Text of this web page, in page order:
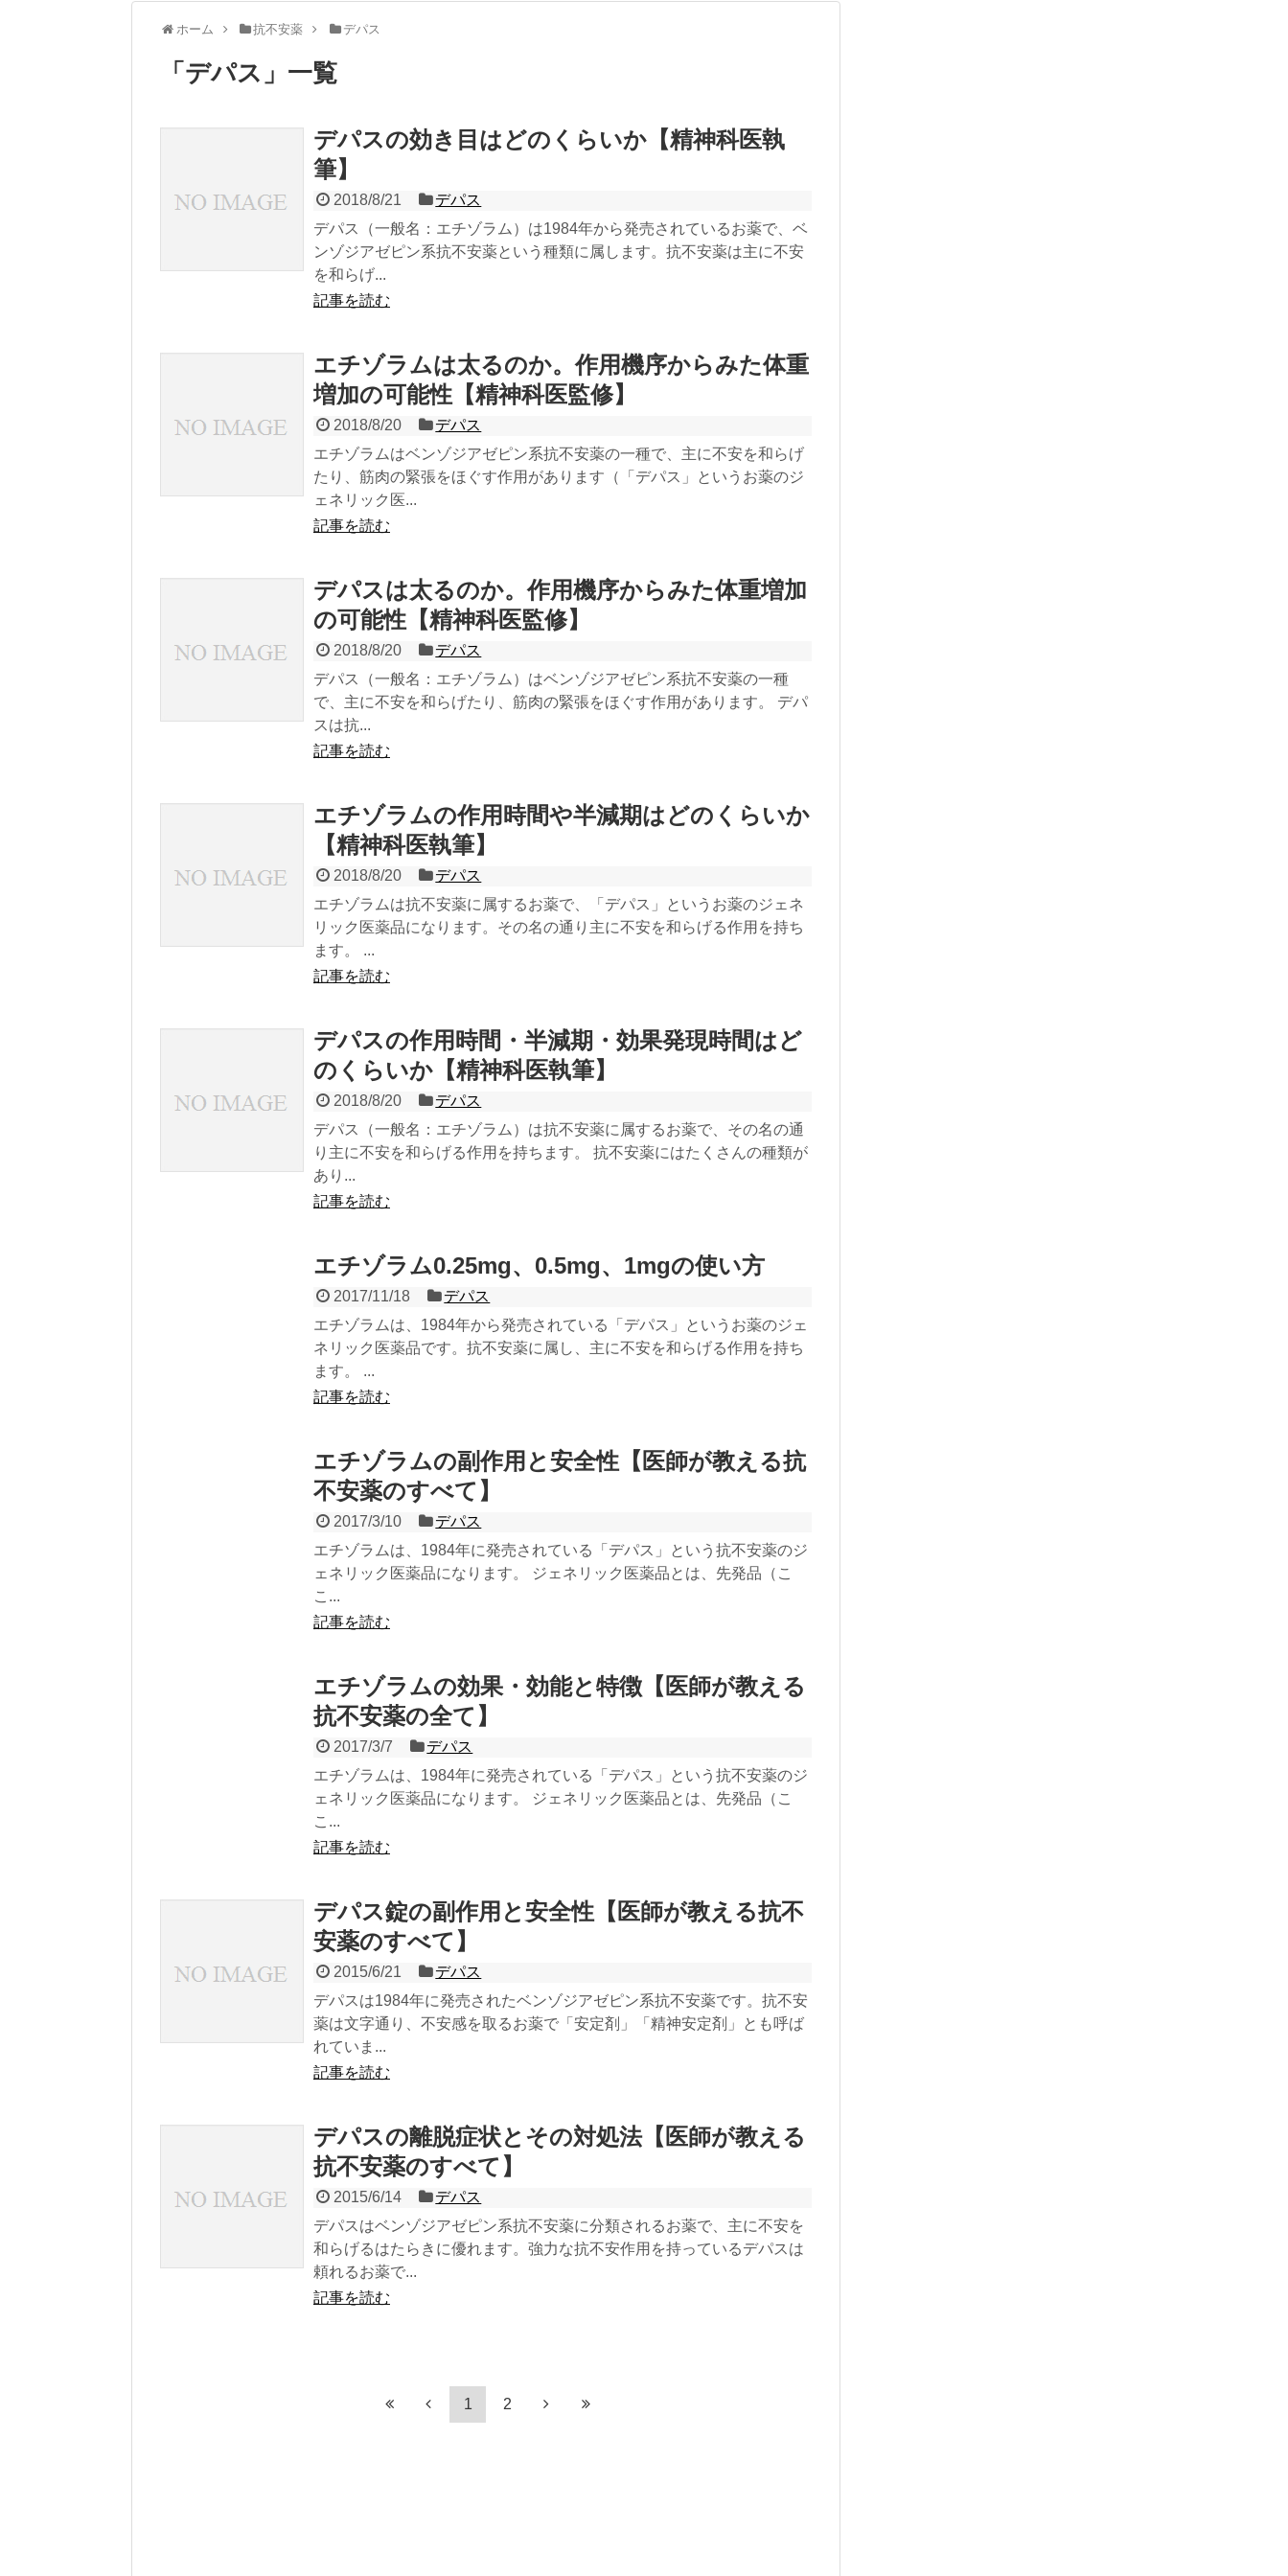
ホーム 抗不安薬 デパス
「 デパス 」 一覧
デパスの効き目はどのくらいか【精神科医執
筆】
2018/8/21
デパス
デパス（一般名：エチゾラム）は1984年から発売されているお薬で、ベ
ンゾジアゼピン系抗不安薬という種類に属します。抗不安薬は主に不安
を和らげ...
記事を読む
エチゾラムは太るのか。作用機序からみた体重
増加の可能性【精神科医監修】
2018/8/20
デパス
エチゾラムはベンゾジアゼピン系抗不安薬の一種で、主に不安を和らげ
たり、筋肉の緊張をほぐす作用があります（「デパス」というお薬のジ
ェネリック医...
記事を読む
デパスは太るのか。作用機序からみた体重増加
の可能性【精神科医監修】
2018/8/20
デパス
デパス（一般名：エチゾラム）はベンゾジアゼピン系抗不安薬の一種
で、主に不安を和らげたり、筋肉の緊張をほぐす作用があります。 デパ
スは抗...
記事を読む
エチゾラムの作用時間や半減期はどのくらいか
【精神科医執筆】
2018/8/20
デパス
エチゾラムは抗不安薬に属するお薬で、「デパス」というお薬のジェネ
リック医薬品になります。その名の通り主に不安を和らげる作用を持ち
ます。 ...
記事を読む
デパスの作用時間・半減期・効果発現時間はど
のくらいか【精神科医執筆】
2018/8/20
デパス
デパス（一般名：エチゾラム）は抗不安薬に属するお薬で、その名の通
り主に不安を和らげる作用を持ちます。 抗不安薬にはたくさんの種類が
あり...
記事を読む
エチゾラム0.25mg、0.5mg、1mgの使い方
2017/11/18
デパス
エチゾラムは、1984年から発売されている「デパス」というお薬のジェ
ネリック医薬品です。抗不安薬に属し、主に不安を和らげる作用を持ち
ます。 ...
記事を読む
エチゾラムの副作用と安全性【医師が教える抗
不安薬のすべて】
2017/3/10
デパス
エチゾラムは、1984年に発売されている「デパス」という抗不安薬のジ
ェネリック医薬品になります。 ジェネリック医薬品とは、先発品（こ
こ...
記事を読む
エチゾラムの効果・効能と特徴【医師が教える
抗不安薬の全て】
2017/3/7
デパス
エチゾラムは、1984年に発売されている「デパス」という抗不安薬のジ
ェネリック医薬品になります。 ジェネリック医薬品とは、先発品（こ
こ...
記事を読む
デパス錠の副作用と安全性【医師が教える抗不
安薬のすべて】
2015/6/21
デパス
デパスは1984年に発売されたベンゾジアゼピン系抗不安薬です。抗不安
薬は文字通り、不安感を取るお薬で「安定剤」「精神安定剤」とも呼ば
れていま...
記事を読む
デパスの離脱症状とその対処法【医師が教える
抗不安薬のすべて】
2015/6/14
デパス
デパスはベンゾジアゼピン系抗不安薬に分類されるお薬で、主に不安を
和らげるはたらきに優れます。強力な抗不安作用を持っているデパスは
頼れるお薬で...
記事を読む
1 2